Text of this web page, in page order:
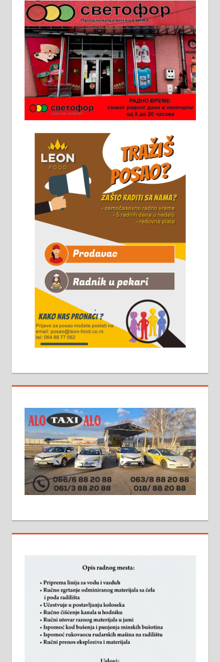
Пружам услуге завршних радова
у грађевини, хидроизолације и
молерских радова. 061/25-28-058
Ало таксију потребан возач са Б
категоријом. 064/02-85-511
Потребна два радника за рад на
стоваришту „Липа промет” у
информација доћи лично на
стовариште у улици Максима
Горког 26 сваког радног дана од
8 до 15 часова. 063/465-045
Чистим све врсте димњака.
061/32-13-445